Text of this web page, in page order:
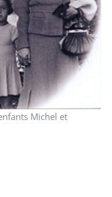
Michel et